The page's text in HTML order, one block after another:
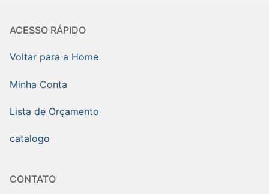
ACESSO RÁPIDO
Voltar para a Home
Minha Conta
Lista de Orçamento
catalogo
CONTATO